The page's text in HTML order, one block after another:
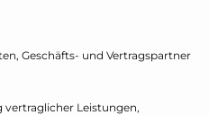
Geschäfts- und Vertragspartner
vertraglicher Leistungen,